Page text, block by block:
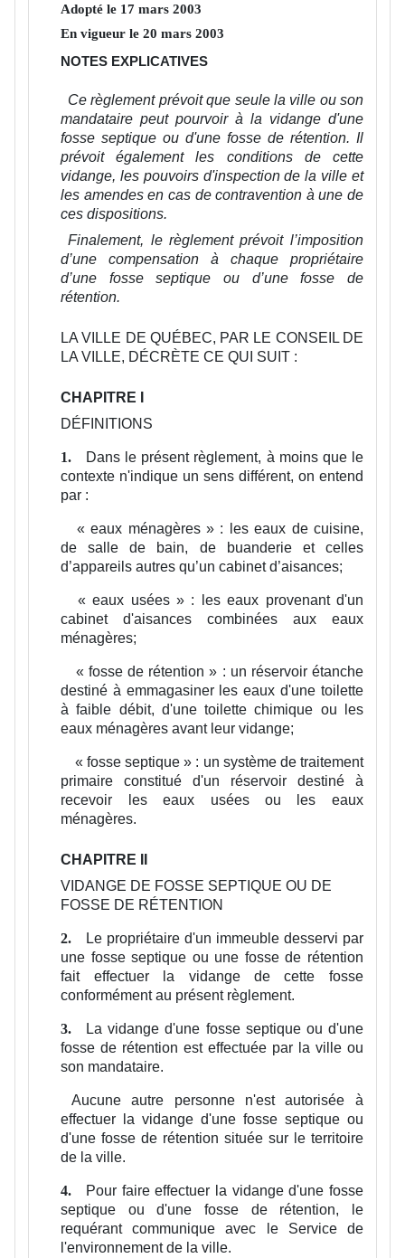
Adopté le 17mars2003
En vigueur le20mars2003
NOTES EXPLICATIVES
Ce règlement prévoit que seule la ville ou son
mandataire peut pourvoir à la vidange d'une
fosse septique ou d'une fosse de rétention. Il
prévoit également les conditions de cette
vidange, les pouvoirs d'inspection de la ville et
les amendes en cas de contravention à une de
ces dispositions.
Finalement, le règlement prévoit l’imposition
d’une compensation à chaque propriétaire
d’une fosse septique ou d’une fosse de
rétention.
LA VILLE DE QUÉBEC, PAR LE CONSEIL DE
LA VILLE, DÉCRÈTE CE QUI SUIT :
CHAPITRE I
DÉFINITIONS
1.
Dans le présent règlement, à moins que le
contexte n'indique un sens différent, on entend
par :
« eaux ménagères » :
les eaux de cuisine,
de salle de bain, de buanderie et celles
d’appareils autres qu’un cabinet d’aisances;
« eaux usées » :
les eaux provenant d'un
cabinet d'aisances combinées aux eaux
ménagères;
« fosse de rétention » : un réservoir étanche
destiné à emmagasiner les eaux d'une toilette
à faible débit, d'une toilette chimique ou les
eaux ménagères avant leur vidange;
« fosse septique » : un système de traitement
primaire constitué d'un réservoir destiné à
recevoir les eaux usées ou les eaux
ménagères.
CHAPITRE II
VIDANGE DE FOSSE SEPTIQUE OU DE
FOSSE DE RÉTENTION
2.
Le propriétaire d'un immeuble desservi par
une fosse septique ou une fosse de rétention
fait effectuer la vidange de cette fosse
conformément au présent règlement.
3.
La vidange d'une fosse septique ou d'une
fosse de rétention est effectuée par la ville ou
son mandataire.
Aucune autre personne n'est autorisée à
effectuer la vidange d'une fosse septique ou
d'une fosse de rétention située sur le territoire
de la ville.
4.
Pour faire effectuer la vidange d'une fosse
septique ou d'une fosse de rétention, le
requérant communique avec le Service de
l'environnement de la ville.